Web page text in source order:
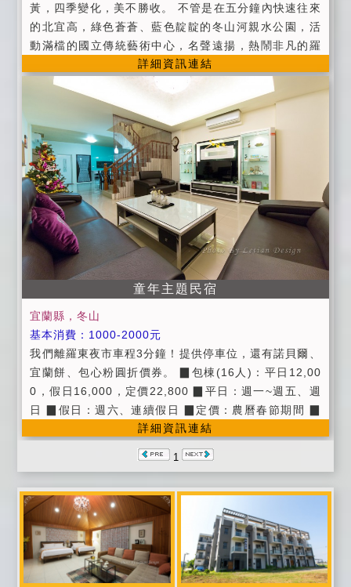
黃，四季變化，美不勝收。 不管是在五分鐘內快速往來
的北宜高，綠色蒼蒼、藍色靛靛的冬山河親水公園，活
動滿檔的國立傳統藝術中心，名聲遠揚，熱鬧非凡的羅
東夜市，距離此地不過短短車程，四通八達的交通路
線，絕對是住宿旅遊的最佳選擇。
詳細資訊連結
童年主題民宿
宜蘭縣，冬山
基本消費：1000-2000元
我們離羅東夜市車程3分鐘！提供停車位，還有諾貝爾、
宜蘭餅、包心粉圓折價券。 ▉包棟(16人)：平日12,00
0，假日16,000，定價22,800 ▉平日：週一~週五、週
日 ▉假日：週六、連續假日 ▉定價：農曆春節期間 ▉
公共設施：廚房、公用冰箱、飲水機、寬頻上網wifi。
▉提供第四台有線頻道電視。 ▉提供早餐券。 ▉提供諾
時間：當日下午15：00~18:00 ▉退房時間:隔日上午1
1:00以前。 ▉入住時請記得出示您的證件，以便我們登
記，在辦理登記的同時，也請您將住宿費一併繳交。 ▉
為維護住宿環境，室內請勿吸煙、請勿攜帶寵物。 ▉為
維護住宿安寧，請每位遊客保持輕聲細語，相互尊重住
宿空間上的安寧。 ▉個人貴重物品、請自行妥善保管、
詳細資訊連結
1